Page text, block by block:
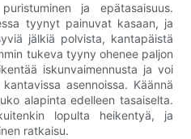
ja epätasaisuus.
tyynyt painuvat kasaan, ja
jälkiä polvista, kantapäistä
tukeva tyyny ohenee paljon
iskunvaimennusta ja voi
asennoissa. Käännä
alapinta edelleen tasaiselta.
lopulta heikentyä, ja
ratkaisu.